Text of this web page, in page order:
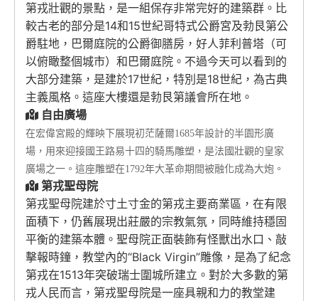
第戎壯觀的景點，是一組保存非常完好的建築群。比
較古老的部分是14和15世紀哥特式公爵宮及勃艮第公
爵駐地，巴爾庭院的公爵御膳房，好人菲利普塔（可
以俯瞰整個城市）和巴爾庭院。不過今天可以看到的
大部分建築，是建於17世紀，特別是18世紀，為古典
主義風格。這座大樓還是勃艮第議會所在地。
自由廣場
在宏偉宮殿的輝映下展現初茫薩爾1685年設計的半園形廣
場，用來迎接國王路易十四的騎馬雕塑，是法國壯觀的皇家
廣場之一。這座雕塑在1792年大革命期間被融化成為大炮。
第戎聖母院
第戎聖母院建於寸土寸金的第戎主要商業區，在有限
面積下，仍舊展現出莊嚴的宗教氣氛，同時維持穩固
平衡的建築本體。聖母院正面裝飾有怪獸出水口、敲
擊報時鐘，教堂內的“Black Virgin”雕像，是為了紀念
第戎在1513年突破瑞士圍城所建立。對於大多數的第
戎人民而言，第戎聖母院是一座具親和力的教堂建